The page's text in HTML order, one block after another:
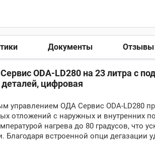
Документы Отзывы
ODA-LD280 на 23 литра с
цифровая
управлением ОДА Сервис ODA-LD280
отложений с наружных и внутренних
нагрева до 80 градусов, что
встроенной опци дегазации